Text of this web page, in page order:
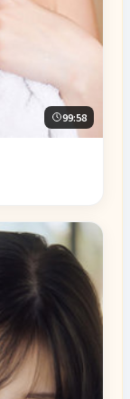
99:58